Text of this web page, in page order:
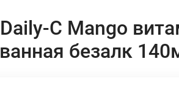
C Mango
безалк